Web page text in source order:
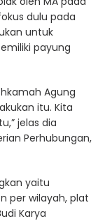
dulu pada
untuk
payung
Agung
itu. Kita
jelas dia
Perhubungan,
yaitu
per wilayah, plat
Karya